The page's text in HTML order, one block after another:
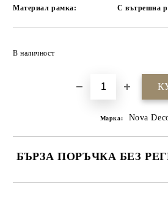
Материал рамка:
С вътрешна
В наличност
Марка: Nova
БЪРЗА ПОРЪЧКА БЕЗ